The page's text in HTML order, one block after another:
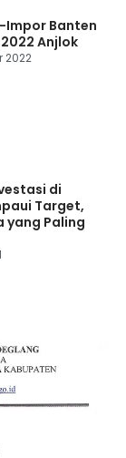
Impor Banten
Anjlok
2022
di
Target,
yang Paling